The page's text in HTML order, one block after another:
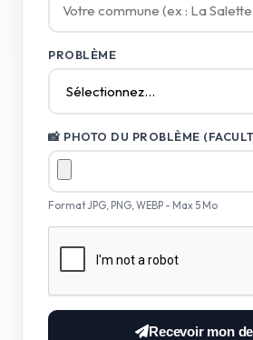
PROBLÈME
📸 PHOTO DU PROBLÈME
Format JPG, PNG, WEBP - Max 5 Mo
Recevoir mon